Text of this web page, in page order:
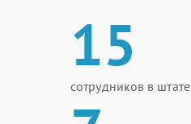
15
сотрудников в штате